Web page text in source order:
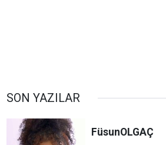
SON YAZILAR
FüsunOLGAÇ